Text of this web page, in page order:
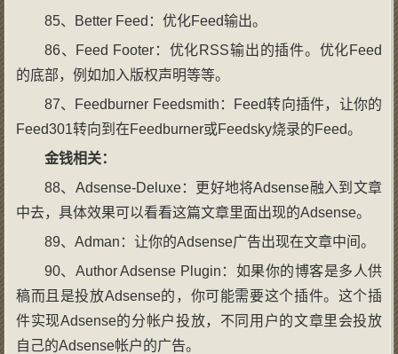
85、Better Feed：优化Feed输出。
86、Feed Footer：优化RSS输出的插件。优化Feed
的底部，例如加入版权声明等等。
87、Feedburner Feedsmith：Feed转向插件，让你的
Feed301转向到在Feedburner或Feedsky烧录的Feed。
金钱相关：
88、Adsense-Deluxe：更好地将Adsense融入到文章
中去，具体效果可以看看这篇文章里面出现的Adsense。
89、Adman：让你的Adsense广告出现在文章中间。
90、Author Adsense Plugin：如果你的博客是多人供
稿而且是投放Adsense的，你可能需要这个插件。这个插
件实现Adsense的分帐户投放，不同用户的文章里会投放
自己的Adsense帐户的广告。